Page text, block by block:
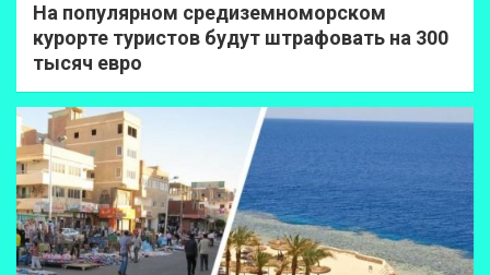
На популярном средиземноморском
курорте туристов будут штрафовать на 300
тысяч евро